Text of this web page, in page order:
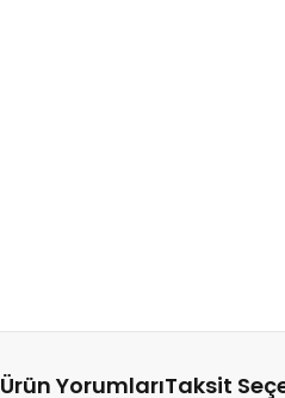
Ürün YorumlarıTaksit